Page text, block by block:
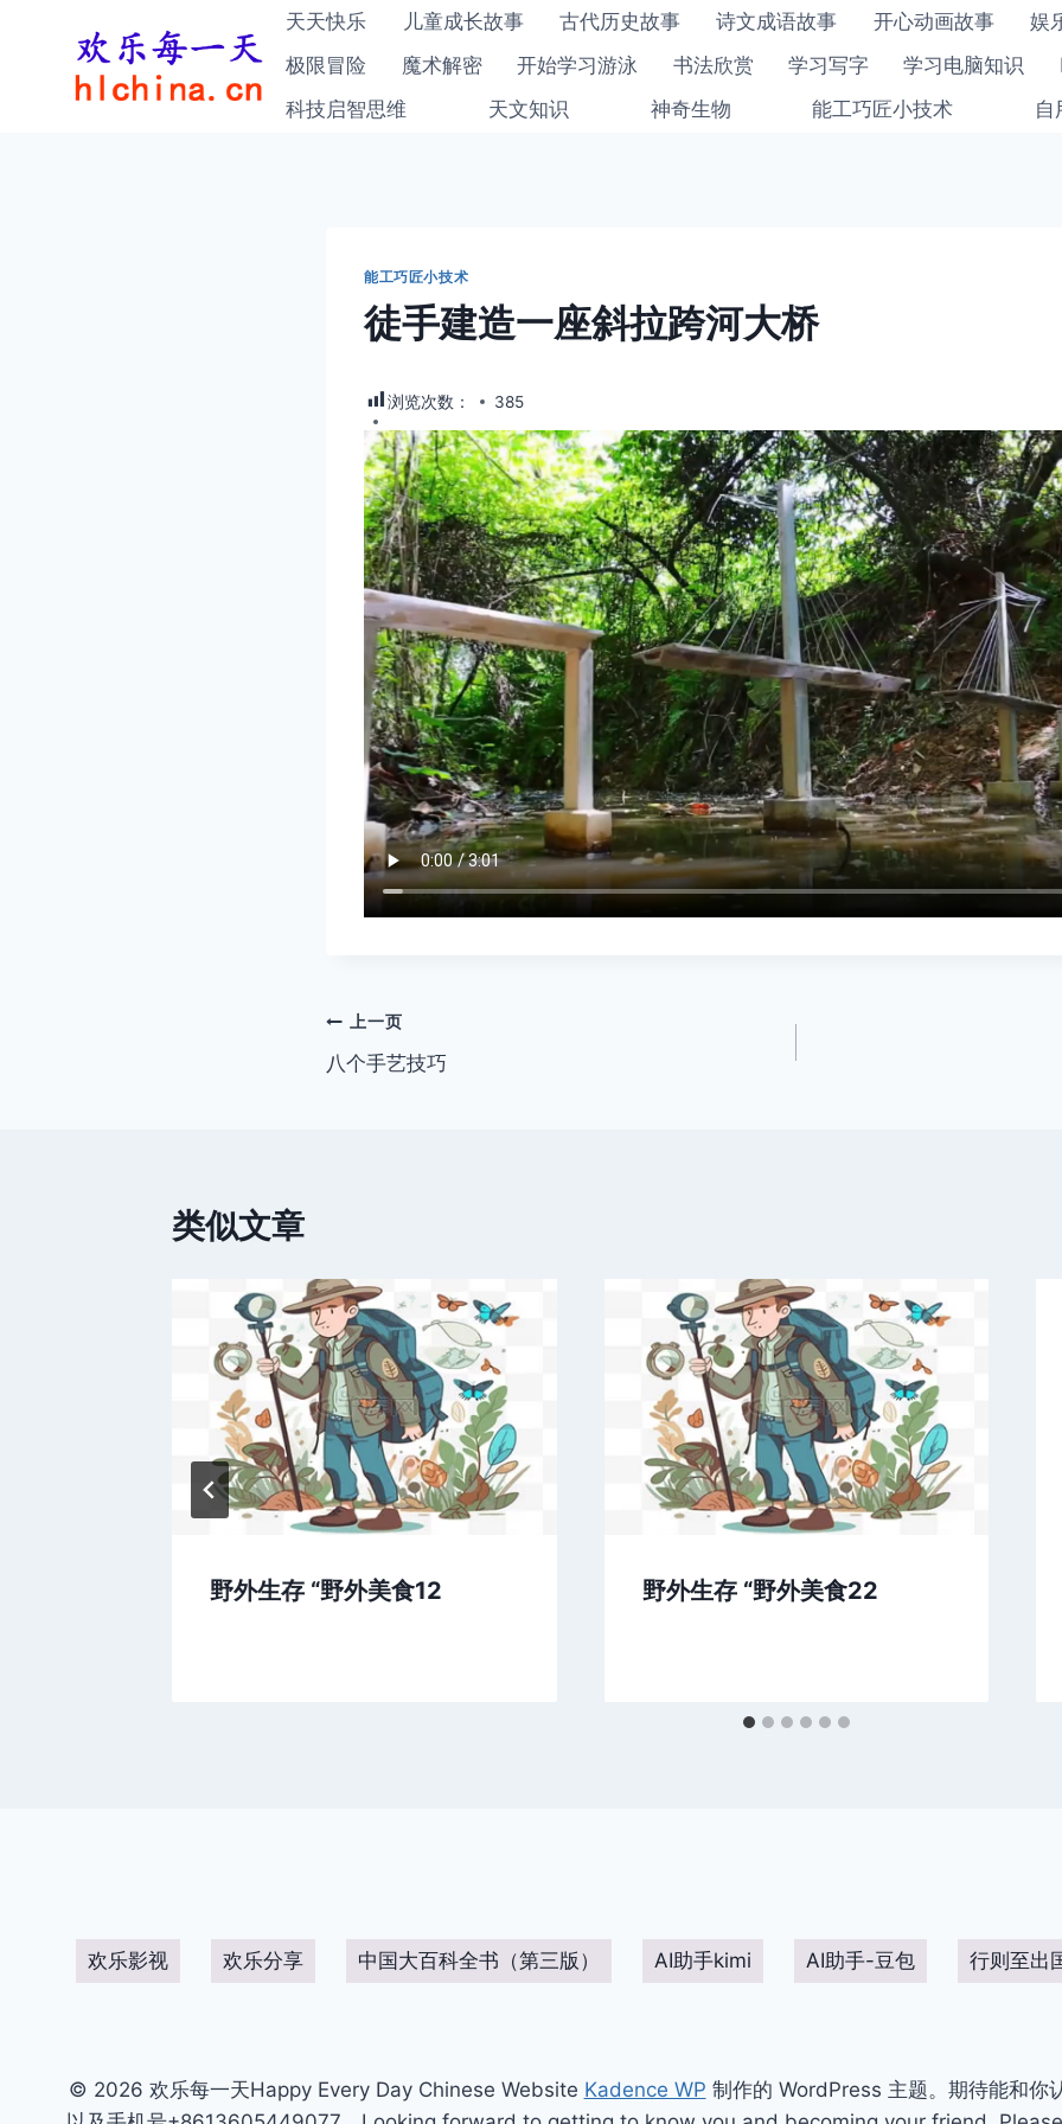
天天快乐 儿童成长故事 古代历史故事 诗文成语故事 开心动画故事
娱
极限冒险
魔术解密 开始学习游泳 书法欣赏 学习写字 学习电脑知识
科技启智思维
天文知识 神奇生物 能工巧匠小技术 自
能工巧匠小技术
徒手建造一座斜拉跨河大桥
浏览次数： 385
文
章
上一页
八个手艺技巧
类似文章
野外生存 “野外美食12 野外生存 “野外美食22
欢乐影视 欢乐分享 中国大百科全书（第三版） AI助手kimi AI助手-豆包 行则至出
© 2026 欢乐每一天Happy Every Day Chinese Website Kadence WP 制作的 WordPress 主题。期待能和你